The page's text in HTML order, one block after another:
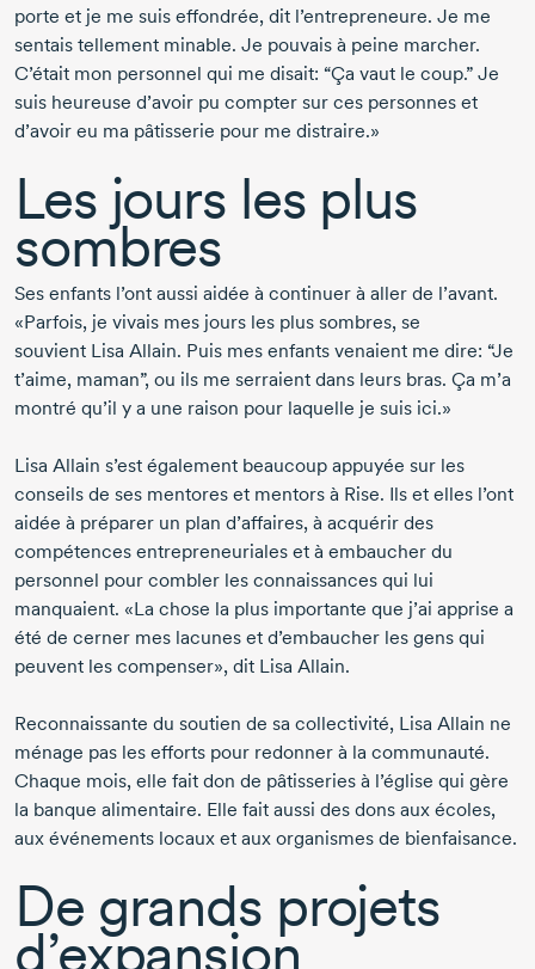
porte et je me suis effondrée, dit l’entrepreneure. Je me
sentais tellement minable. Je pouvais à peine marcher.
C’était mon personnel qui me disait: “Ça vaut le coup.” Je
suis heureuse d’avoir pu compter sur ces personnes et
d’avoir eu ma pâtisserie pour me distraire.»
Les jours les plus
sombres
Ses enfants l’ont aussi aidée à continuer à aller de l’avant.
«Parfois, je vivais mes jours les plus sombres, se
souvient Lisa Allain. Puis mes enfants venaient me dire: “Je
t’aime, maman”, ou ils me serraient dans leurs bras. Ça m’a
montré qu’il y a une raison pour laquelle je suis ici.»
Lisa Allain s’est également beaucoup appuyée sur les
conseils de ses mentores et mentors à Rise. Ils et elles l’ont
aidée à préparer un plan d’affaires, à acquérir des
compétences entrepreneuriales et à embaucher du
personnel pour combler les connaissances qui lui
manquaient. «La chose la plus importante que j’ai apprise a
été de cerner mes lacunes et d’embaucher les gens qui
peuvent les compenser», dit Lisa Allain.
Reconnaissante du soutien de sa collectivité, Lisa Allain ne
ménage pas les efforts pour redonner à la communauté.
Chaque mois, elle fait don de pâtisseries à l’église qui gère
la banque alimentaire. Elle fait aussi des dons aux écoles,
aux événements locaux et aux organismes de bienfaisance.
De grands projets
d’expansion